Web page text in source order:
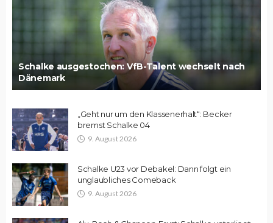
Schalke ausgestochen: VfB-Talent wechselt nach
Dänemark
„Geht nur um den Klassenerhalt“: Becker
bremst Schalke 04
9. August 2026
Schalke U23 vor Debakel: Dann folgt ein
unglaubliches Comeback
9. August 2026